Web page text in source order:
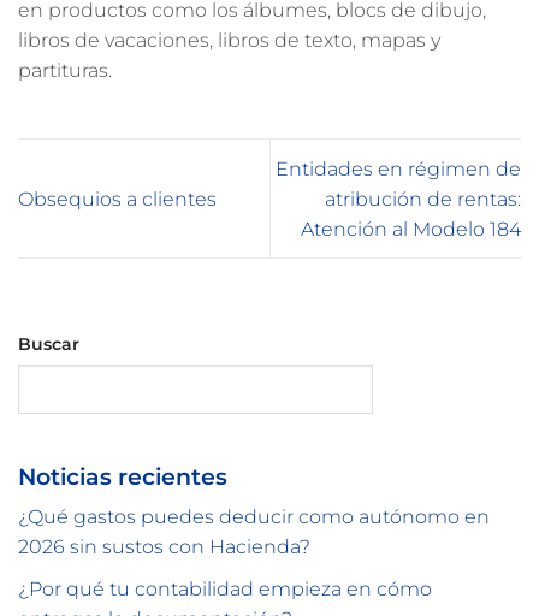
en productos como los álbumes, blocs de dibujo,
libros de vacaciones, libros de texto, mapas y
partituras.
Obsequios a clientes
Entidades en régimen de
atribución de rentas:
Atención al Modelo 184
Buscar
Noticias recientes
¿Qué gastos puedes deducir como autónomo en
2026 sin sustos con Hacienda?
¿Por qué tu contabilidad empieza en cómo